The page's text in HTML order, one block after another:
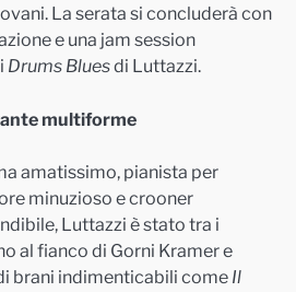
La serata si concluderà con
e una jam session
Drums Bluesdi Luttazzi.
multiforme
amatissimo, pianista per
minuzioso e crooner
Luttazzi è stato tra i
al fianco di Gorni Kramer e
brani indimenticabili come Il